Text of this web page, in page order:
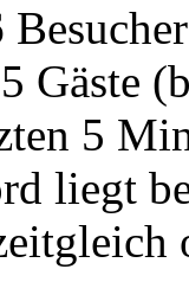
Gäste
5
liegt